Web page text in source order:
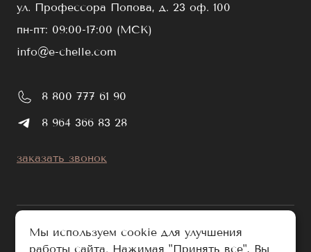
ул. Профессора Попова, д. 23 оф. 100
пн-пт: 09:00-17:00 (МСК)
info@e-chelle.com
8 800 777 61 90
8 964 366 83 28
заказать звонок
Мы используем cookie для улучшения
работы сайта. Нажимая "Принять все", Вы